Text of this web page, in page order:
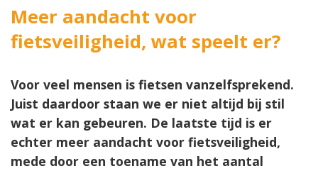
Meer aandacht voor
fietsveiligheid, wat speelt er?
Voor veel mensen is fietsen vanzelfsprekend.
Juist daardoor staan we er niet altijd bij stil
wat er kan gebeuren. De laatste tijd is er
echter meer aandacht voor fietsveiligheid,
mede door een toename van het aantal